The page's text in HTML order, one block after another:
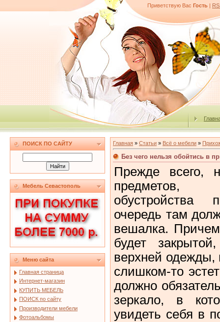
Приветствую Вас Гость |
ПОИСК ПО САЙТУ
Мебель Севастополь
Меню сайта
Главная страница
Интернет-магазин
КУПИТЬ МЕБЕЛЬ
ПОИСК по сайту
Производители мебели
Фотоальбомы
Главная » Статьи » Всё о мебели »
Без чего нельзя обойтись в
Прежде всего,
предметов,
очередь там
вешалка.
будет
верхней
слишком‑то
должно
зеркало, в
увидеть себя в